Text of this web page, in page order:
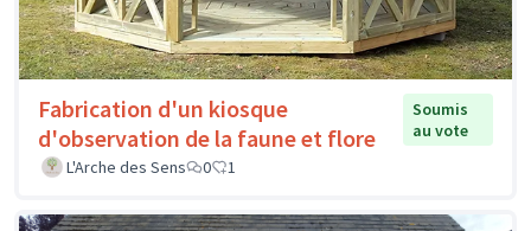
Fabrication d'un kiosque
d'observation de la faune et flore
Soumis
au vote
L'Arche des Sens
0 1